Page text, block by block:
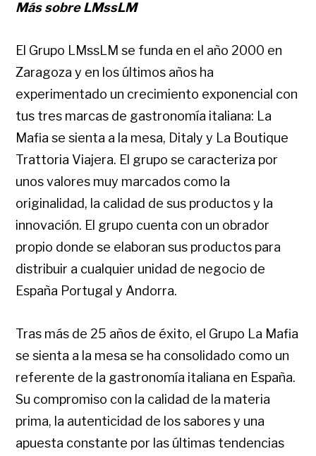
Más sobre LMssLM
El Grupo LMssLM se funda en el año 2000 en
Zaragoza y en los últimos años ha
experimentado un crecimiento exponencial con
tus tres marcas de gastronomía italiana: La
Mafia se sienta a la mesa, Ditaly y La Boutique
Trattoria Viajera. El grupo se caracteriza por
unos valores muy marcados como la
originalidad, la calidad de sus productos y la
innovación. El grupo cuenta con un obrador
propio donde se elaboran sus productos para
distribuir a cualquier unidad de negocio de
España Portugal y Andorra.
Tras más de 25 años de éxito, el Grupo La Mafia
se sienta a la mesa se ha consolidado como un
referente de la gastronomía italiana en España.
Su compromiso con la calidad de la materia
prima, la autenticidad de los sabores y una
apuesta constante por las últimas tendencias